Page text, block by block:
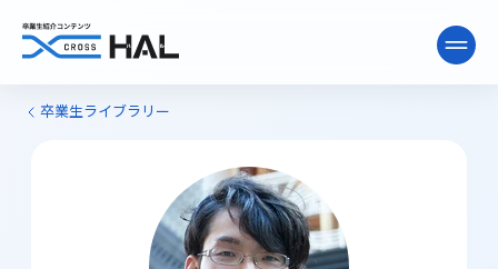
卒業生ライブラリー
卒業生ライブラリー